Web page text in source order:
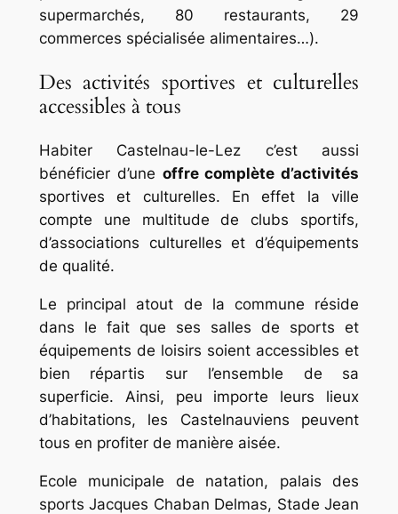
supermarchés, 80 restaurants, 29
commerces spécialisée alimentaires…).
Des activités sportives et culturelles
accessibles à tous
Habiter Castelnau-le-Lez c’est aussi
bénéficier d’une offre complète d’activités
sportives et culturelles. En effet la ville
compte une multitude de clubs sportifs,
d’associations culturelles et d’équipements
de qualité.
Le principal atout de la commune réside
dans le fait que ses salles de sports et
équipements de loisirs soient accessibles et
bien répartis sur l’ensemble de sa
superficie. Ainsi, peu importe leurs lieux
d’habitations, les Castelnauviens peuvent
tous en profiter de manière aisée.
Ecole municipale de natation, palais des
sports Jacques Chaban Delmas, Stade Jean